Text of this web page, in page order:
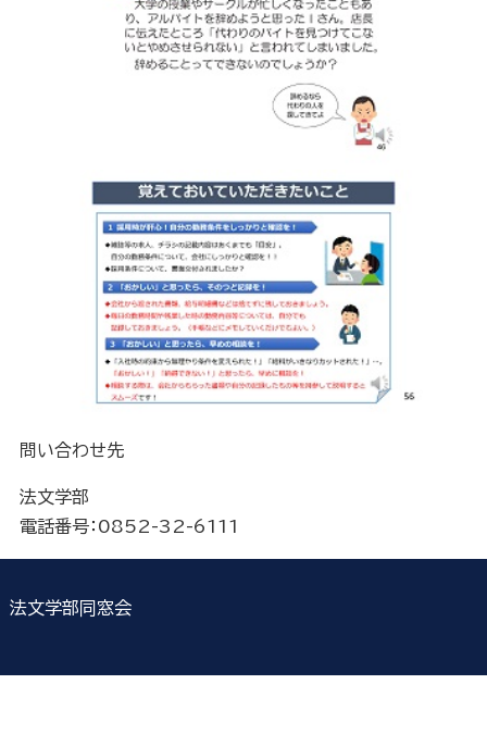
問い合わせ先
法文学部
電話番号：0852-32-6111
法文学部同窓会